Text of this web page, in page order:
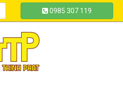
0985 307 119